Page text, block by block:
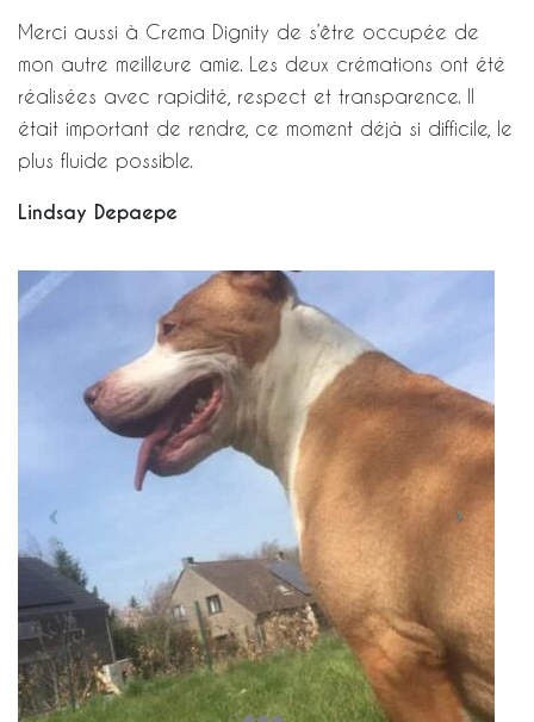
Merci aussi à Crema Dignity de s’être occupée de
mon autre meilleure amie. Les deux crémations ont été
réalisées avec rapidité, respect et transparence. Il
était important de rendre, ce moment déjà si difficile, le
plus fluide possible.
Lindsay Depaepe